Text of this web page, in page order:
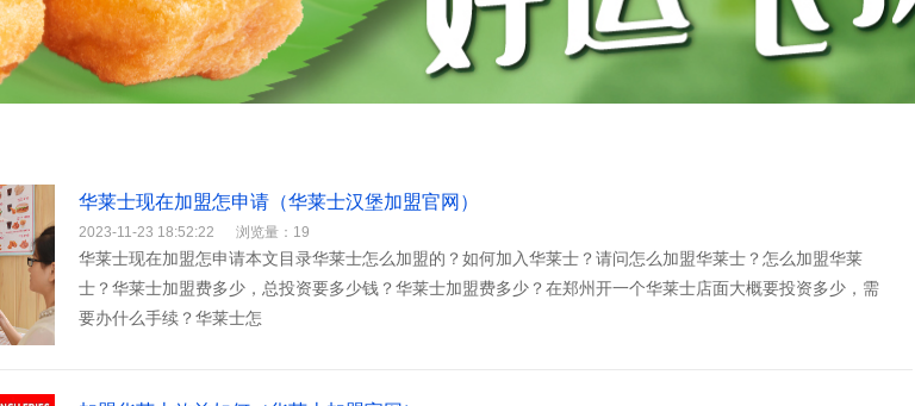
华莱士现在加盟怎申请（华莱士汉堡加盟官网）
2023-11-23 18:52:22 浏览量：19
华莱士现在加盟怎申请本文目录华莱士怎么加盟的？如何加入华莱士？请问怎么加盟华莱士？怎么加盟华莱
士？华莱士加盟费多少，总投资要多少钱？华莱士加盟费多少？在郑州开一个华莱士店面大概要投资多少，需
要办什么手续？华莱士怎